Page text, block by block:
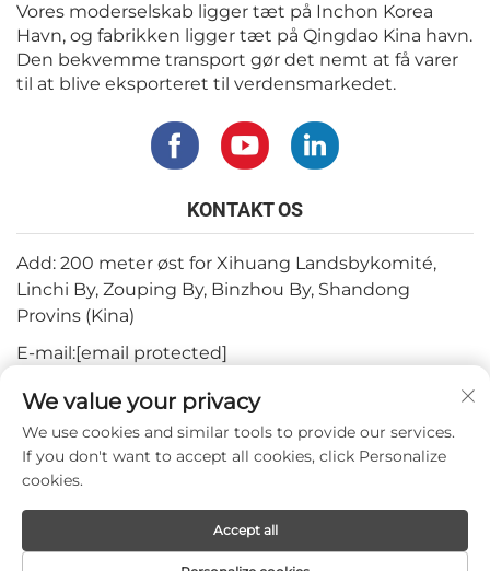
Vores moderselskab ligger tæt på Inchon Korea
Havn, og fabrikken ligger tæt på Qingdao Kina havn.
Den bekvemme transport gør det nemt at få varer
til at blive eksporteret til verdensmarkedet.
KONTAKT OS
Add: 200 meter øst for Xihuang Landsbykomité,
Linchi By, Zouping By, Binzhou By, Shandong
Provins (Kina)
E-mail:[email protected]
Tlf.: +82-3180427370
Telefon:+86-15564344404
WhatsApp: +82-1022396668
Copyright © 2024 by Mepro Medical Co.,Ltd.
We value your privacy
We use cookies and similar tools to provide our services.
If you don't want to accept all cookies, click Personalize
cookies.
Accept all